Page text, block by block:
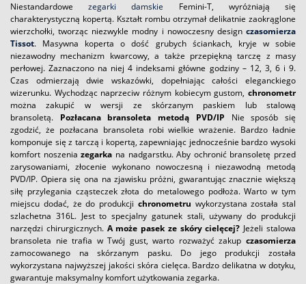
Niestandardowezegarki damskie Femini-T, wyróżniają się
charakterystyczną kopertą. Kształt rombu otrzymał delikatnie zaokrąglone
wierzchołki, tworząc niezwykle modny i nowoczesny design czasomierza
Tissot. Masywna koperta o dość grubych ściankach, kryje w sobie
niezawodny mechanizm kwarcowy, a także przepiękną tarczę z masy
perłowej. Zaznaczono na niej 4 indeksami główne godziny – 12, 3, 6 i 9.
Czas odmierzają dwie wskazówki, dopełniając całości eleganckiego
wizerunku. Wychodząc naprzeciw różnym kobiecym gustom, chronometr
można zakupić w wersji ze skórzanym paskiem lub stalową
bransoletą. Pozłacana bransoleta metodą PVD/IP Nie sposób się
zgodzić, że pozłacana bransoleta robi wielkie wrażenie. Bardzo ładnie
komponuje się z tarczą i kopertą, zapewniając jednocześnie bardzo wysoki
komfort noszeniazegarka na nadgarstku. Aby ochronić bransoletę przed
zarysowaniami, złocenie wykonano nowoczesną i niezawodną metodą
PVD/IP. Opiera się ona na zjawisku próżni, gwarantując znacznie większą
siłę przylegania cząsteczek złota do metalowego podłoża. Warto w tym
miejscu dodać, że do produkcji chronometru wykorzystana została stal
szlachetna 316L. Jest to specjalny gatunek stali, używany do produkcji
narzędzi chirurgicznych. A może pasek ze skóry cielęcej? Jeżeli stalowa
bransoleta nie trafia w Twój gust, warto rozważyć zakup czasomierza
zamocowanego na skórzanym pasku. Do jego produkcji została
wykorzystana najwyższej jakości skóra cielęca. Bardzo delikatna w dotyku,
gwarantuje maksymalny komfort użytkowania zegarka.